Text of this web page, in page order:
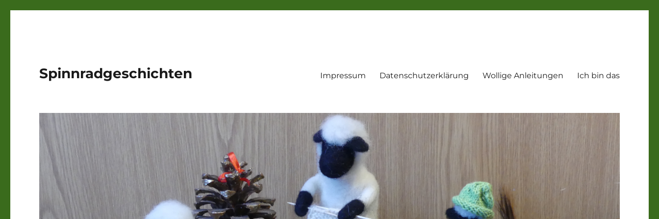
Spinnradgeschichten Impressum Datenschutzerklärung Wollige Anleitungen Ich bin das